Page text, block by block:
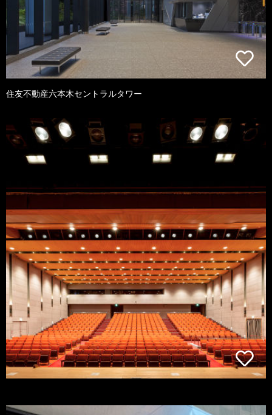
住友不動産六本木セントラルタワー